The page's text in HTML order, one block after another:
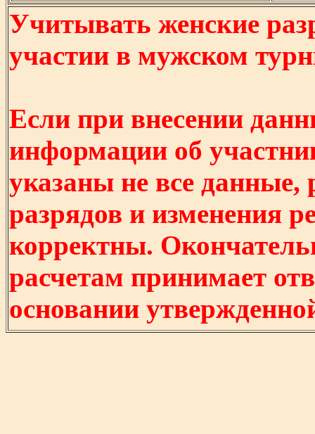
Учитывать женские
участии в мужском
Если при внесении
информации об
указаны не все
разрядов и изменения
корректны.
расчетам принимает
основании